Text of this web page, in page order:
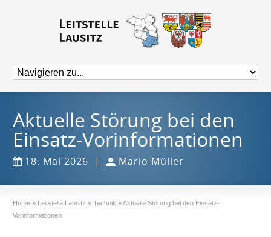
Aktuelle Störung bei den
Einsatz-Vorinformationen
18. Mai 2026 | Mario Müller
Home » Leitstelle Lausitz » Technik »Aktuelle Störung bei den Einsatz-
Vorinformationen